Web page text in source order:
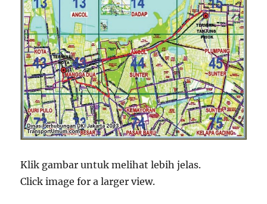
Klik gambar untuk melihat lebih jelas.
Click image for a larger view.